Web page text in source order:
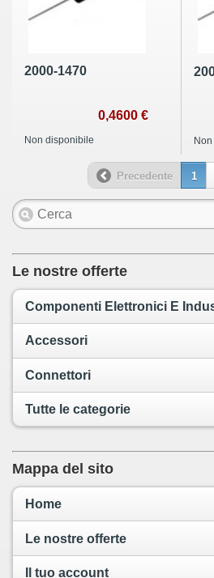
2000-1470
0,4600 €
Non disponibile
Precedente 1
Le nostre offerte
Componenti Elettronici E
Accessori
Connettori
Tutte le categorie
Mappa del sito
Home
Le nostre offerte
Il tuo account